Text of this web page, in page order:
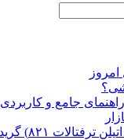
راهنمای جامع و کاربردی